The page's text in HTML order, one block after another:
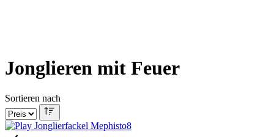
Jonglieren mit Feuer
Sortieren nach